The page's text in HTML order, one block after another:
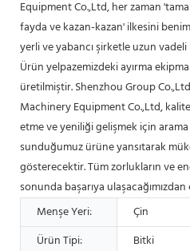
Equipment Co.,Ltd, her zaman
fayda ve kazan-kazan' ilkesini
yerli ve yabancı şirketle uzun
Ürün yelpazemizdeki ayırma
üretilmiştir. Shenzhou Group
Machinery Equipment Co.,Ltd,
etme ve yeniliği gelişmek için
sunduğumuz ürüne yansıtarak
gösterecektir. Tüm zorlukların ve
sonunda başarıya ulaşacağımızdan
Menşe Yeri:
Çin
Ürün Tipi:
Bitki